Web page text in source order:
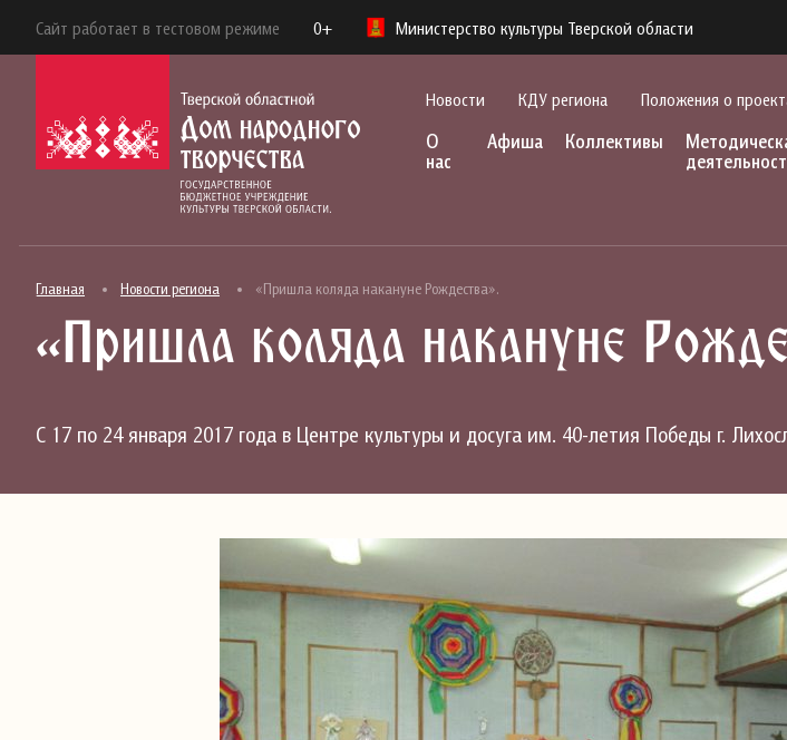
Сайт работает в тестовом режиме 0+ Министерство культуры Тверской области
Новости КДУ региона Положения о
О
нас
Афиша Коллективы
Главная Новости региона «Пришла коляда накануне Рождества».
«Пришла коляда накануне
С 17 по 24 января 2017 года в Центре культуры и досуга им. 40-летия Победы г.